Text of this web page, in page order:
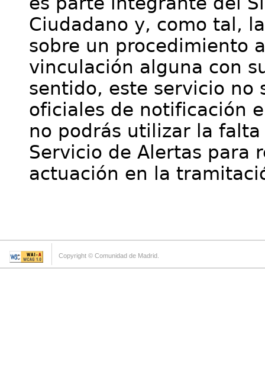
Ciudadano y, como tal,
sobre un procedimiento
vinculación alguna con
sentido, este servicio no
oficiales de notificación
no podrás utilizar la
Servicio de Alertas para
actuación en la
Copyright © Comunidad de Madrid.